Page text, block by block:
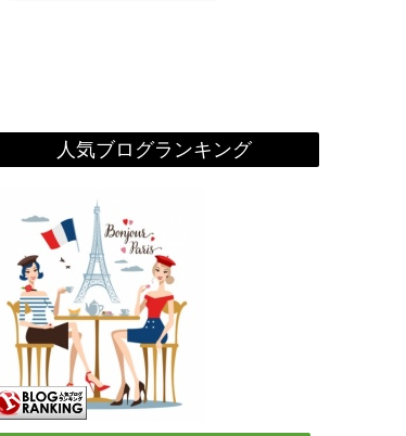
人気ブログランキング